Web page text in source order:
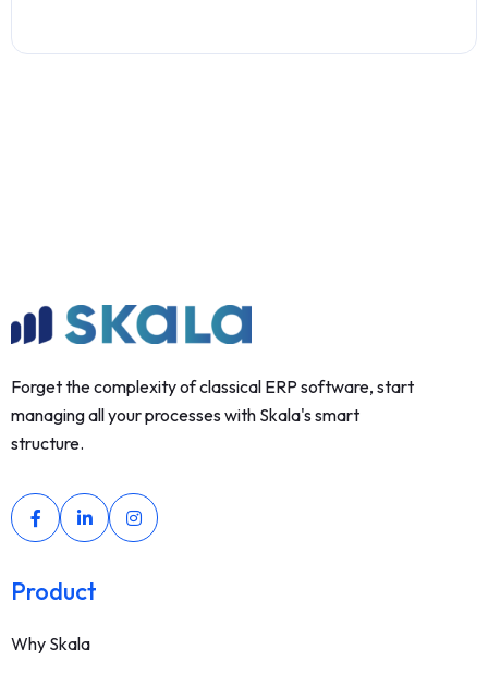
Forget the complexity of classical ERP software, start
managing all your processes with Skala's smart
structure.
Product
Why Skala